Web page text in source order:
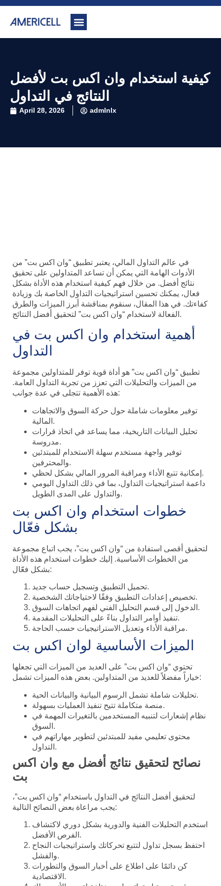
كيفية استخدام وان اكس بت لأفضل
النتائج في التداول
April 28, 2026 admlnlx
في عالم التداول المالي، يعتبر تطبيق “وان اكس بت” من
الأدوات الهامة التي يمكن أن تساعد المتداولين على تحقيق
نتائج أفضل. من خلال فهم كيفية استخدام هذه الأداة بشكل
فعال، يمكنك تحسين استراتيجيات التداول الخاصة بك وزيادة
كفاءتك. في هذا المقال، سنقوم بمناقشة أبرز الميزات والطرق
الفعالة لاستخدام “وان اكس بت” لتحقيق أفضل النتائج.
أهمية استخدام وان اكس بت في
التداول
تطبيق “وان اكس بت” هو أداة قوية توفر للمتداولين مجموعة
من الميزات والتحليلات التي تعزز من تجربة التداول العامة.
هذه الأهمية تتجلى في عدة جوانب:
توفير معلومات شاملة حول حركة السوق والاتجاهات
المالية.
تحليل البيانات التاريخية، مما يساعد في اتخاذ قرارات
مدروسة.
توفير واجهة مستخدم سهلة الاستخدام للمبتدئين
والمحترفين.
إمكانية تتبع الأداء ومراقبة المرور المالي بشكل لحظي.
داعمة استراتيجيات التداول، بما في ذلك التداول اليومي
والتداول على المدى الطويل.
خطوات استخدام وان اكس بت
بشكل فعّال
لتحقيق أقصى استفادة من “وان اكس بت”، يجب اتباع مجموعة
من الخطوات الأساسية. إليك خطوات استخدام هذه الأداة
بشكل فعّال:
تحميل التطبيق وتسجيل حساب جديد.
تخصيص إعدادات التطبيق وفقًا لاحتياجاتك الشخصية.
الدخول إلى قسم التحليل الفني لفهم اتجاهات السوق.
تنفيذ أوامر التداول بناءً على التحليلات المقدمة.
مراقبة الأداء وتعديل الاستراتيجيات حسب الحاجة.
الميزات الأساسية لوان اكس بت
تحتوي “وان اكس بت” على العديد من الميزات التي تجعلها
خياراً مفضلاً للعديد من المتداولين. بعض هذه الميزات تشمل:
تحليلات شاملة تشمل الرسوم البيانية والبيانات الحية.
منصة متكاملة تتيح تنفيذ العمليات بسهولة.
نظام إشعارات لتنبيه المستخدمين بالتغيرات المهمة في
السوق.
محتوى تعليمي مفيد للمبتدئين لتطوير مهاراتهم في
التداول.
نصائح لتحقيق نتائج أفضل مع وان اكس
بت
لتحقيق أفضل النتائج في التداول باستخدام “وان اكس بت”،
يجب مراعاة بعض النصائح التالية:
استخدم التحليلات الفنية والدورية بشكل دوري لاكتشاف
الفرص الأفضل.
احتفظ بسجل تداول لتتبع تحركاتك واستراتيجيات النجاح
والفشل.
كن دائمًا على اطلاع على أخبار السوق والتطورات
الاقتصادية.